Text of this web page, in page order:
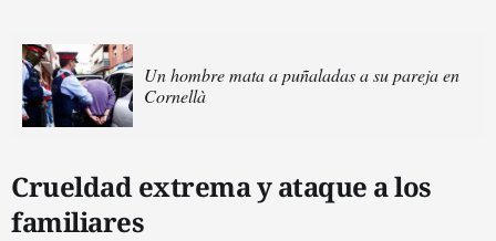
Un hombre mata a puñaladas a su pareja en
Cornellà
Crueldad extrema y ataque a los
familiares